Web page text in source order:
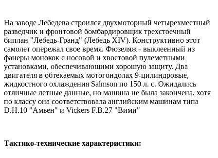
На заводе Лебедева строился двухмоторный четырехместный
разведчик и фронтовой бомбардировщик трехстоечный
биплан "Лебедь-Гранд" (Лебедь XIV). Конструктивно этот
самолет опережал свое время. Фюзеляж - выклеенный из
фанеры монокок с носовой и хвостовой пулеметными
установками, обеспечивающими хорошую защиту. Два
двигателя в обтекаемых мотогондолах 9-цилиндровые,
жидкостного охлаждения Salmson по 150 л. с. Ожидались
отличные летные данные, но машина не была закончена, хотя
по классу она соответствовала английским машинам типа
D.H.10 "Амьен" и Vickers F.B.27 "Вими"
Тактико-технические характеристики: